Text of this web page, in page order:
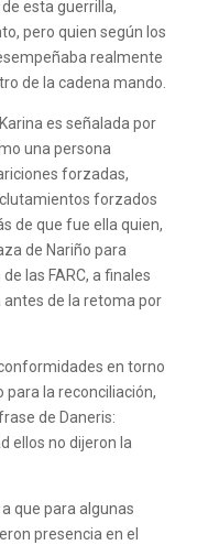
esta guerrilla,
pero quien según los
realmente
de la cadena mando.
es señalada por
una persona
forzadas,
forzados
de que fue ella quien,
de Nariño para
las FARC, a finales
de la retoma por
en torno
para la reconciliación,
de Daneris:
ellos no dijeron la
que para algunas
presencia en el